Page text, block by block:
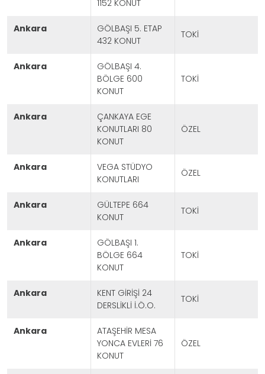
1152 KONUT
ankara
GÖLBAŞI 5. ETAP
432 KONUT
TOKİ
ankara
GÖLBAŞI 4.
BÖLGE 600
KONUT
TOKİ
ankara
ÇANKAYA EGE
KONUTLARI 80
KONUT
ÖZEL
ankara
VEGA STÜDYO
KONUTLARI
ÖZEL
ankara
GÜLTEPE 664
KONUT
TOKİ
ankara
GÖLBAŞI 1.
BÖLGE 664
KONUT
TOKİ
ankara
KENT GİRİŞİ 24
DERSLİKLİ İ.Ö.O.
TOKİ
ankara
ATAŞEHİR MESA
YONCA EVLERİ 76
KONUT
ÖZEL